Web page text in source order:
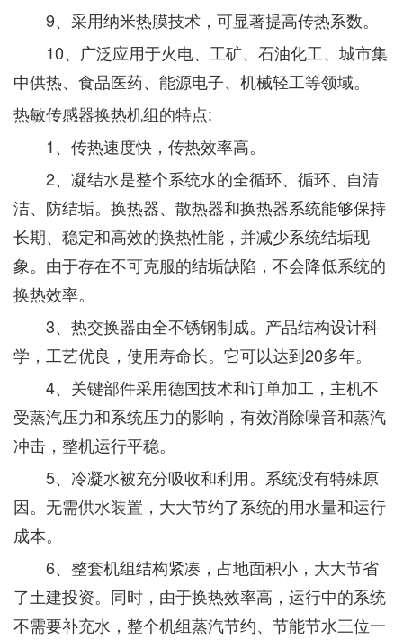
9、采用纳米热膜技术，可显著提高传热系数。
10、广泛应用于火电、工矿、石油化工、城市集
中供热、食品医药、能源电子、机械轻工等领域。
热敏传感器换热机组的特点:
1、传热速度快，传热效率高。
2、凝结水是整个系统水的全循环、循环、自清
洁、防结垢。换热器、散热器和换热器系统能够保持
长期、稳定和高效的换热性能，并减少系统结垢现
象。由于存在不可克服的结垢缺陷，不会降低系统的
换热效率。
3、热交换器由全不锈钢制成。产品结构设计科
学，工艺优良，使用寿命长。它可以达到20多年。
4、关键部件采用德国技术和订单加工，主机不
受蒸汽压力和系统压力的影响，有效消除噪音和蒸汽
冲击，整机运行平稳。
5、冷凝水被充分吸收和利用。系统没有特殊原
因。无需供水装置，大大节约了系统的用水量和运行
成本。
6、整套机组结构紧凑，占地面积小，大大节省
了土建投资。同时，由于换热效率高，运行中的系统
不需要补充水，整个机组蒸汽节约、节能节水三位一